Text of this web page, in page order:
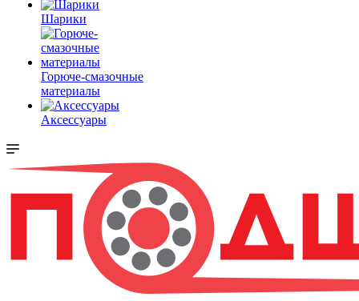
Шарики
Горюче-смазочные
материалы
Аксессуары